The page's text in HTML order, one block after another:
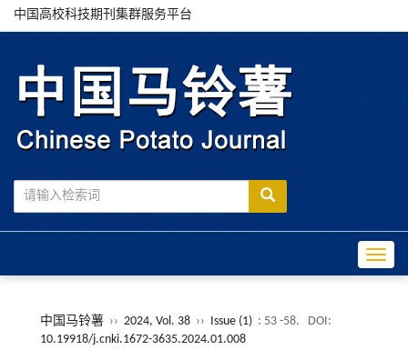
中国高校科技期刊集群服务平台
中国马铃薯 ›› 2024, Vol. 38 ›› Issue (1) : 53 -58.
DOI:
10.19918/j.cnki.1672-3635.2024.01.008